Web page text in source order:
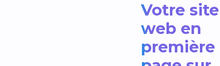
Votre site
web en
première